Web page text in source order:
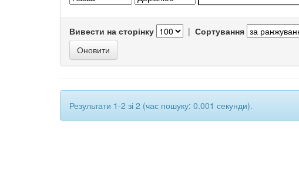
Вивести на сторінку | Сортування
Результати 1-2 зі 2 (час пошуку: 0.001 секунди).